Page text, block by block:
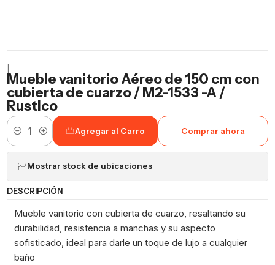
Mueble vanitorio Aéreo de 150 cm con
cubierta de cuarzo / M2-1533 -A /
Rustico
Cantidad
Agregar al Carro Comprar ahora
Mostrar stock de ubicaciones
DESCRIPCIÓN
Mueble vanitorio con cubierta de cuarzo, resaltando su
durabilidad, resistencia a manchas y su aspecto
sofisticado, ideal para darle un toque de lujo a cualquier
baño